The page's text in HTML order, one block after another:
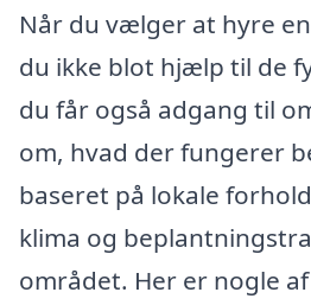
Når du vælger at hyre
du ikke blot hjælp til de
du får også adgang til
om, hvad der fungerer
baseret på lokale
klima og
området. Her er nogle